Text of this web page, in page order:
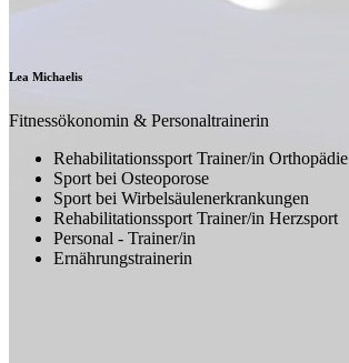
Lea Michaelis
Fitnessökonomin & Personaltrainerin
Rehabilitationssport Trainer/in Orthopädie
Sport bei Osteoporose
Sport bei Wirbelsäulenerkrankungen
Rehabilitationssport Trainer/in Herzsport
Personal - Trainer/in
Ernährungstrainerin